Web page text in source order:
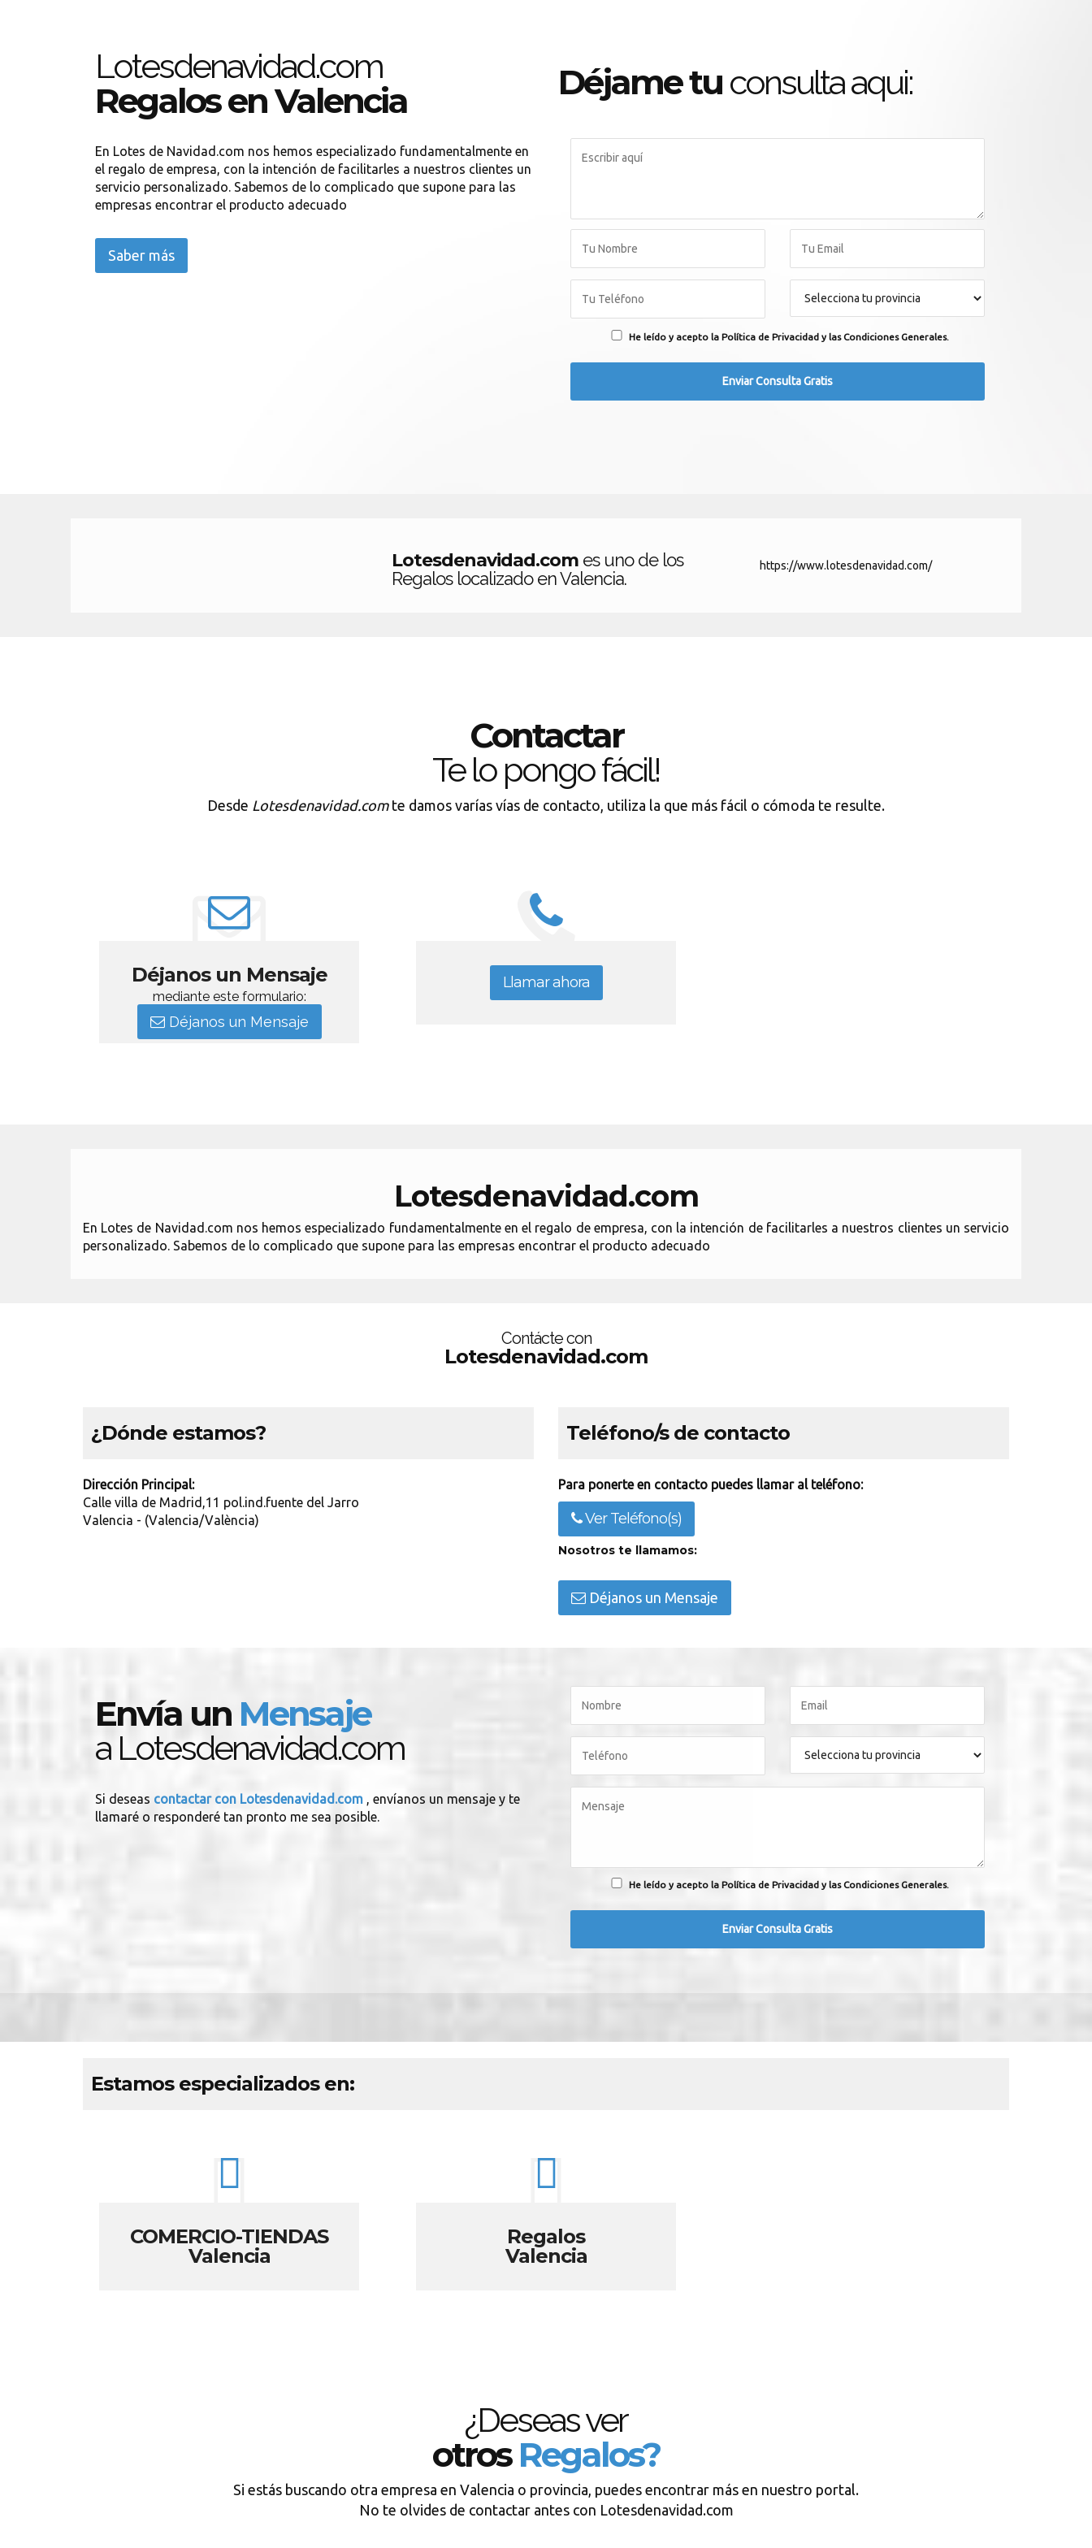
Lotesdenavidad.com
Regalos en Valencia
En Lotes de Navidad.com nos hemos especializado fundamentalmente en
el regalo de empresa, con la intención de facilitarles a nuestros clientes un
servicio personalizado. Sabemos de lo complicado que supone para las
empresas encontrar el producto adecuado
Saber más
Déjame tu consulta aqui:
He leído y acepto la Política de Privacidad y las Condiciones Generales.
Lotesdenavidad.com es uno de los
Regalos localizado en Valencia.
https://www.lotesdenavidad.com/
Contactar
Te lo pongo fácil!
Desde Lotesdenavidad.comte damos varías vías de contacto, utiliza la que más fácil o cómoda te resulte.
Déjanos un Mensaje
mediante este formulario:
Déjanos un Mensaje
Llamar ahora
Lotesdenavidad.com
En Lotes de Navidad.com nos hemos especializado fundamentalmente en el regalo de empresa, con la intención de facilitarles a nuestros clientes un servicio
personalizado. Sabemos de lo complicado que supone para las empresas encontrar el producto adecuado
Contácte con
Lotesdenavidad.com
¿Dónde estamos?
Dirección Principal:
Calle villa de Madrid,11 pol.ind.fuente del Jarro
Valencia - (Valencia/València)
Teléfono/s de contacto
Para ponerte en contacto puedes llamar al teléfono:
Ver Teléfono(s)
Nosotros te llamamos:
Déjanos un Mensaje
Envía un Mensaje
a Lotesdenavidad.com
Si deseas contactar con Lotesdenavidad.com , envíanos un mensaje y te
llamaré o responderé tan pronto me sea posible.
He leído y acepto la Política de Privacidad y las Condiciones Generales.
Estamos especializados en:
COMERCIO-TIENDAS
Valencia
Regalos
Valencia
¿Deseas ver
otrosRegalos?
Si estás buscando otra empresa en Valencia o provincia, puedes encontrar más en nuestro portal.
No te olvides de contactar antes con Lotesdenavidad.com